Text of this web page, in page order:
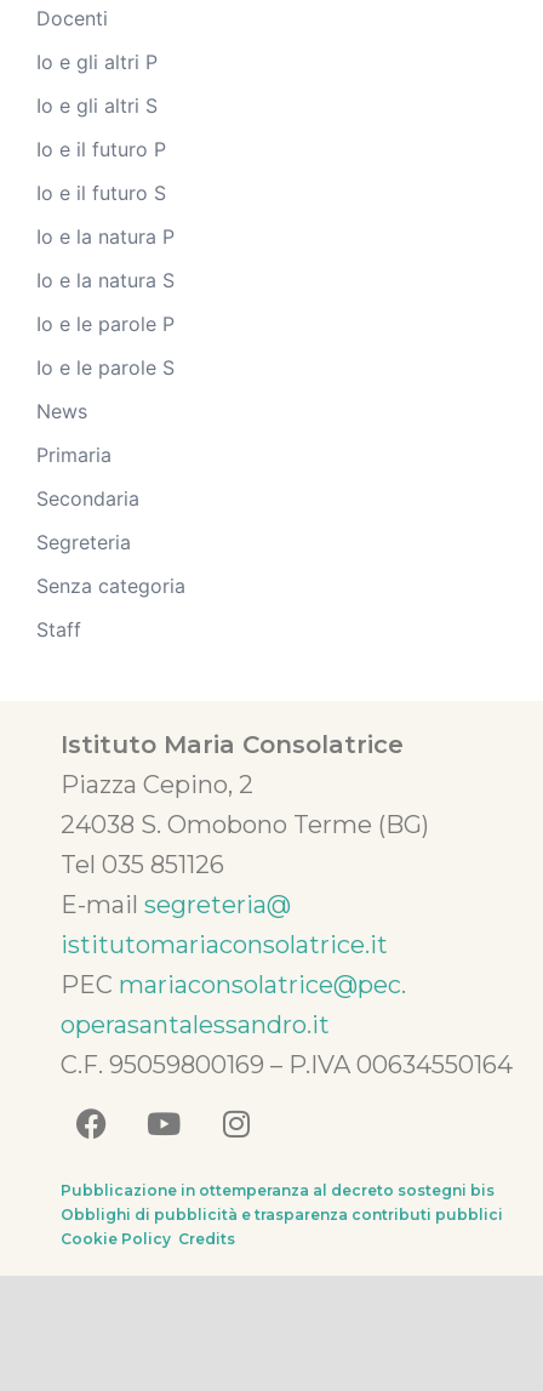
Docenti
Io e gli altri P
Io e gli altri S
Io e il futuro P
Io e il futuro S
Io e la natura P
Io e la natura S
Io e le parole P
Io e le parole S
News
Primaria
Secondaria
Segreteria
Senza categoria
Staff
Istituto Maria Consolatrice
Piazza Cepino, 2
24038 S. Omobono Terme (BG)
Tel 035 851126
E-mail segreteria@
istitutomariaconsolatrice.it
PEC mariaconsolatrice@pec.
operasantalessandro.it
C.F. 95059800169 – P.IVA 00634550164
Pubblicazione in ottemperanza al decreto sostegni bis
Obblighi di pubblicità e trasparenza contributi pubblici
Cookie Policy Credits